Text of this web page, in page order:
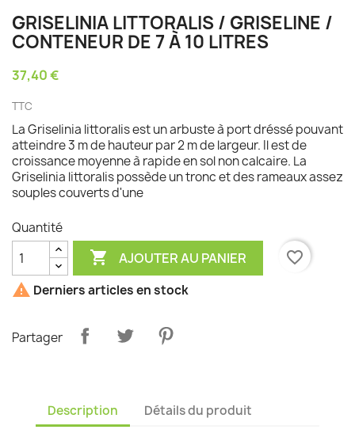
GRISELINIA LITTORALIS / GRISELINE /
CONTENEUR DE 7 À 10 LITRES
37,40 €
TTC
La Griselinia littoralis est un arbuste à port dréssé pouvant
atteindre 3 m de hauteur par 2 m de largeur. Il est de
croissance moyenne à rapide en sol non calcaire. La
Griselinia littoralis possède un tronc et des rameaux assez
souples couverts d'une
Quantité
 AJOUTER AU PANIER
favorite_border
 Derniers articles en stock
Partager
Description Détails du produit